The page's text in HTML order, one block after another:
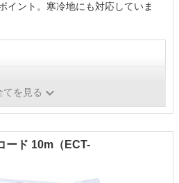
イント。寒冷地にも対応していま
てを見る
ード 10m（ECT-